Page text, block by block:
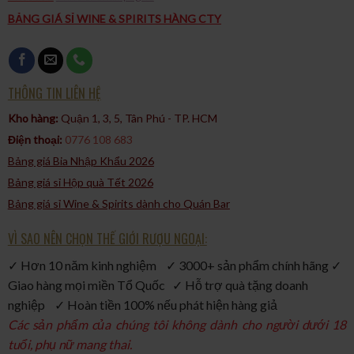
BẢNG GIÁ SỈ WINE & SPIRITS HÀNG CTY
THÔNG TIN LIÊN HỆ
Kho hàng: Quận 1, 3, 5, Tân Phú - TP. HCM​
Điện thoại: 0776 108 683
Bảng giá Bia Nhập Khẩu 2026
Bảng giá sỉ Hộp quà Tết 2026
Bảng giá sỉ Wine & Spirits dành cho Quán Bar
VÌ SAO NÊN CHỌN THẾ GIỚI RƯỢU NGOẠI:
✓ Hơn 10 năm kinh nghiệm ✓ 3000+ sản phẩm chính hãng ✓
Giao hàng mọi miền Tổ Quốc ✓ Hỗ trợ quà tặng doanh
nghiệp ✓ Hoàn tiền 100% nếu phát hiện hàng giả
Các sản phẩm của chúng tôi không dành cho người dưới 18
tuổi, phụ nữ mang thai.